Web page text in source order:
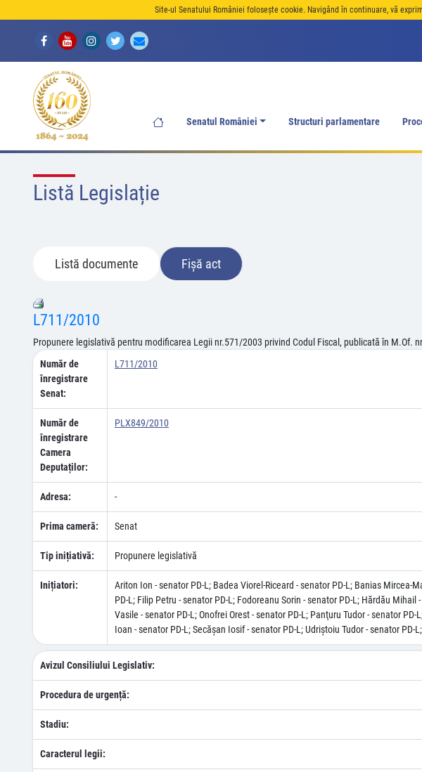
Site-ul Senatului României folosește cookie. Navigând în continuare, vă
Senatul României Structuri parlamentare
Listă Legislație
Listă documente Fișă act
L711/2010
Propunere legislativă pentru modificarea Legii nr.571/2003 privind Codul Fiscal, publicată în
Număr de
înregistrare
Senat:
L711/2010
Număr de
înregistrare
Camera
Deputaților:
PLX849/2010
Adresa: -
Prima cameră: Senat
Tip inițiativă: Propunere legislativă
Inițiatori:
Ariton Ion - senator PD-L; Badea Viorel-Riceard - senator PD-L; Banias Mircea-
PD-L; Filip Petru - senator PD-L; Fodoreanu Sorin - senator PD-L; Hărdău
Vasile - senator PD-L; Onofrei Orest - senator PD-L; Panţuru Tudor - senator
Ioan - senator PD-L; Secăşan Iosif - senator PD-L; Udriştoiu Tudor - senator PD-
Avizul Consiliului Legislativ:
Procedura de urgență:
Stadiu:
Caracterul legii: